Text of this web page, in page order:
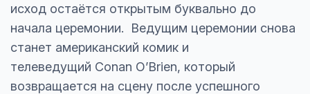
исход остаётся открытым буквально до
начала церемонии. Ведущим церемонии снова
станет американский комик и
телеведущий Conan O’Brien, который
возвращается на сцену после успешного